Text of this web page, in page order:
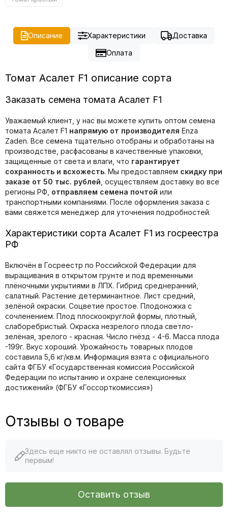
Описание Характеристики
Доставка
Оплата
Томат Асалет F1 описание сорта
Заказать семена томата Асалет F1
Уважаемый клиент, у нас вы можете купить оптом семена
томата Асалет F1 напрямую от производителя Enza
Zaden. Все семена тщательно отобраны и обработаны на
производстве, расфасованы в качественные упаковки,
защищенные от света и влаги, что гарантирует
сохранность и всхожесть. Мы предоставляем скидку при
заказе от 50 тыс. рублей , осуществляем доставку во все
регионы РФ, отправляем семена почтой или
транспортными компаниями. После оформления заказа с
вами свяжется менеджер для уточнения подробностей.
Характеристики сорта Асалет F1 из госреестра
РФ
Включён в Госреестр по Российской Федерации для
выращивания в открытом грунте и под временными
плёночными укрытиями в ЛПХ. Гибрид среднеранний,
салатный. Растение детерминантное. Лист средний,
зелёной окраски. Соцветие простое. Плодоножка с
сочленением. Плод плоскоокруглой формы, плотный,
слаборебристый. Окраска незрелого плода светло-
зелёная, зрелого - красная. Число гнёзд - 4-6. Масса плода
-199г. Вкус хороший. Урожайность товарных плодов
составила 5,6 кг/кв.м. Информация взята с официального
сайта ФГБУ «Государственная комиссия Российской
Федерации по иcпытанию и охране селекционных
достижений» (ФГБУ «Госсорткомиссия»)
Отзывы о товаре
Здесь еще никто не оставлял отзывы. Будьте
первым!
Оставить отзыв